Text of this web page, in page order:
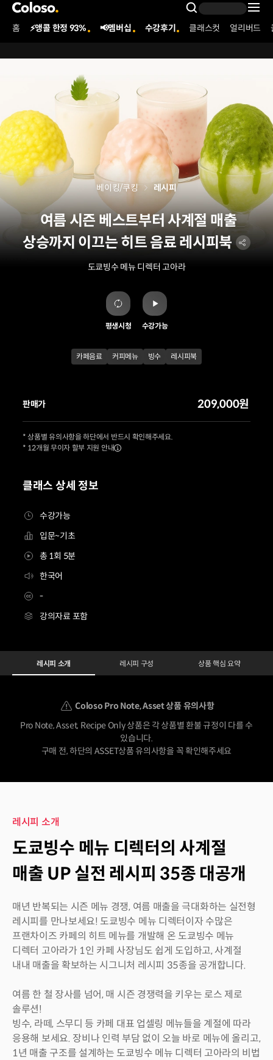
콜로소
Search
Coloso Menu
홈 ⚡앵콜 한정 93% 📢멤버십 수강후기 클래스컷 얼리버드
여름 시즌 베스트부터 사계절 매출
상승까지 이끄는 히트 음료 레시피북
도쿄빙수 메뉴 디렉터 고아라
베이킹/쿠킹 레시피
평생시청 수강가능
카페음료 커피메뉴 빙수 레시피북
클래스 상세 정보
수강가능
입문~기초
총 1회 5분
한국어
-
강의자료 포함
판매가 209,000원
* 상품별 유의사항을 하단에서 반드시 확인해주세요.
* 12개월 무이자 할부 지원 안내
[asset] 도쿄빙수메뉴디렉터 고아라Details
Configuration Information Shortcuts
레시피 소개 레시피 구성 상품 핵심 요약
Coloso Pro Note, Asset 상품 유의사항
Pro Note, Asset, Recipe Only 상품은 각 상품별 환불 규정이 다를 수
있습니다.
구매 전, 하단의 ASSET상품 유의사항을 꼭 확인해주세요
레시피 소개
도쿄빙수 메뉴 디렉터의 사계절
매출 UP 실전 레시피 35종 대공개
매년 반복되는 시즌 메뉴 경쟁, 여름 매출을 극대화하는 실전형
레시피를 만나보세요! 도쿄빙수 메뉴 디렉터이자 수많은
프랜차이즈 카페의 히트 메뉴를 개발해 온 도쿄빙수 메뉴
디렉터 고아라가 1인 카페 사장님도 쉽게 도입하고, 사계절
내내 매출을 확보하는 시그니처 레시피 35종을 공개합니다.
여름 한 철 장사를 넘어, 매 시즌 경쟁력을 키우는 로스 제로
솔루션!
빙수, 라떼, 스무디 등 카페 대표 업셀링 메뉴들을 계절에 따라
응용해 보세요. 장비나 인력 부담 없이 오늘 바로 메뉴에 올리고,
1년 매출 구조를 설계하는 도쿄빙수 메뉴 디렉터 고아라의 비법